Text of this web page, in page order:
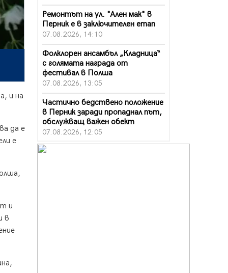
и на
да е
е
и
в
Ремонтът на ул. "Ален мак" в
Перник е в заключителен етап
07.08.2026, 14:10
Фолклорен ансамбъл „Кладница“
с голямата награда от
фестивал в Полша
07.08.2026, 13:05
Частично бедствено положение
в Перник заради пропаднал път,
обслужващ важен обект
07.08.2026, 12:05
Да отговорим на жегите с филм